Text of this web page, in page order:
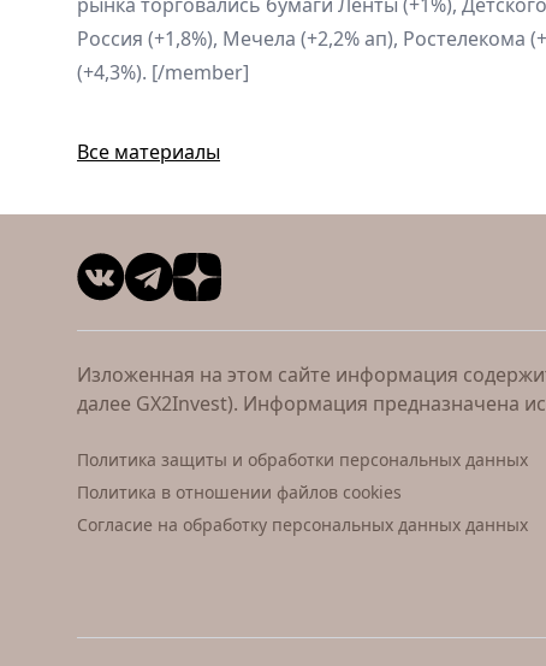
Россия (+1,8%), Мечела (+2,2% ап), Ростелекома
(+4,3%). [/member]
Все материалы
Изложенная на этом сайте информация
далее GX2Invest). Информация предназначена
Политика защиты и обработки персональных данных
Политика в отношении файлов cookies
Согласие на обработку персональных данных данных